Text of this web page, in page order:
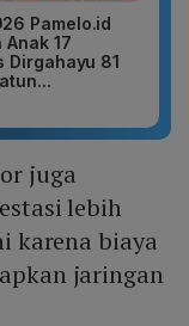
Pamelo.id
17
Dirgahayu 81
juga
lebih
karena biaya
jaringan